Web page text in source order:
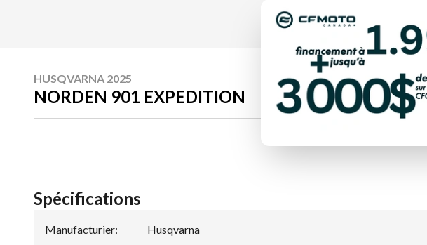
HUSQVARNA 2025
NORDEN 901 EXPEDITION
Spécifications
Manufacturier: Husqvarna